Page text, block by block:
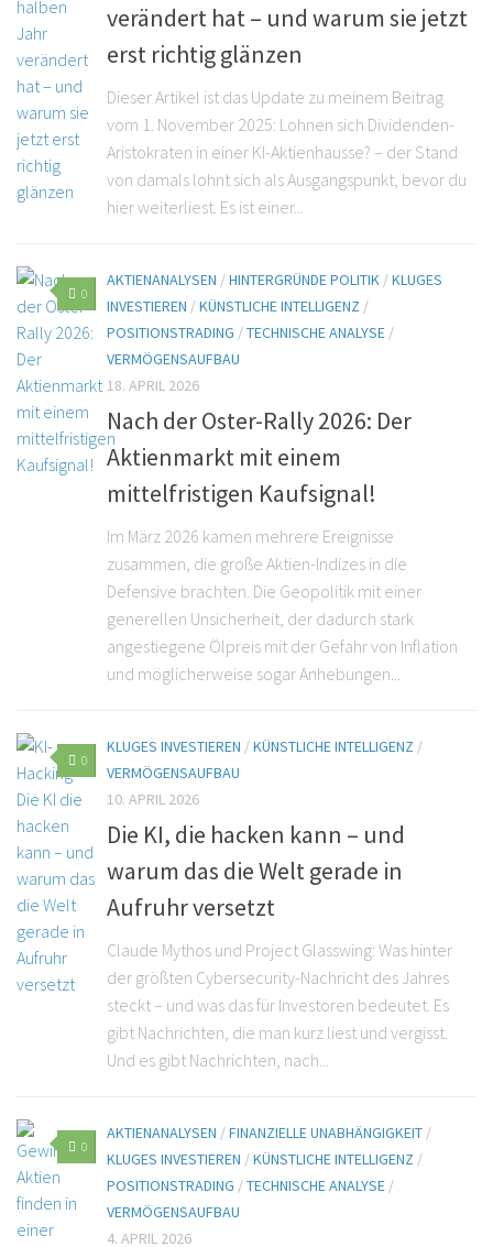
verändert hat – und warum sie jetzt
erst richtig glänzen
Dieser Artikel ist das Update zu meinem Beitrag
vom 1. November 2025: Lohnen sich Dividenden-
Aristokraten in einer KI-Aktienhausse? – der Stand
von damals lohnt sich als Ausgangspunkt, bevor du
hier weiterliest. Es ist einer...
0
AKTIENANALYSEN /HINTERGRÜNDE POLITIK /KLUGES
INVESTIEREN /KÜNSTLICHE INTELLIGENZ /
POSITIONSTRADING /TECHNISCHE ANALYSE /
VERMÖGENSAUFBAU
18. APRIL 2026
Nach der Oster-Rally 2026: Der
Aktienmarkt mit einem
mittelfristigen Kaufsignal!
Im März 2026 kamen mehrere Ereignisse
zusammen, die große Aktien-Indizes in die
Defensive brachten. Die Geopolitik mit einer
generellen Unsicherheit, der dadurch stark
angestiegene Ölpreis mit der Gefahr von Inflation
und möglicherweise sogar Anhebungen...
0
KLUGES INVESTIEREN /KÜNSTLICHE INTELLIGENZ /
VERMÖGENSAUFBAU
10. APRIL 2026
Die KI, die hacken kann – und
warum das die Welt gerade in
Aufruhr versetzt
Claude Mythos und Project Glasswing: Was hinter
der größten Cybersecurity-Nachricht des Jahres
steckt – und was das für Investoren bedeutet. Es
gibt Nachrichten, die man kurz liest und vergisst.
Und es gibt Nachrichten, nach...
0
AKTIENANALYSEN /FINANZIELLE UNABHÄNGIGKEIT /
KLUGES INVESTIEREN /KÜNSTLICHE INTELLIGENZ /
POSITIONSTRADING /TECHNISCHE ANALYSE /
VERMÖGENSAUFBAU
4. APRIL 2026